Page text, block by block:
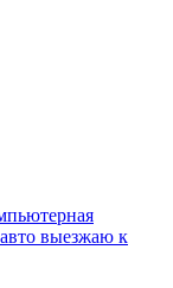
выезжаю к